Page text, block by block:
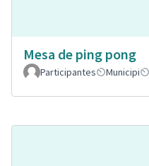
Mesa de ping pong
Participantes
Municipi